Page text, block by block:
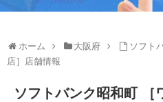
ホーム 大阪府
ソフト
店］店舗情報
ソフトバンク昭和町 ［